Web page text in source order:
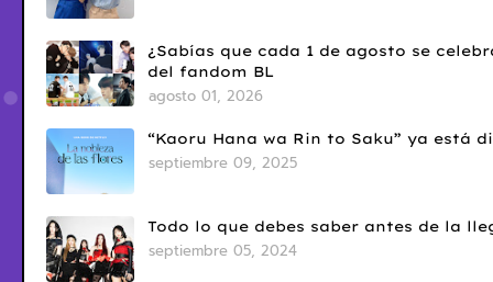
¿Sabías que cada 1 de agosto se
del fandom BL
agosto 01, 2026
“Kaoru Hana wa Rin to Saku” ya está
septiembre 09, 2025
Todo lo que debes saber antes de la
septiembre 05, 2024